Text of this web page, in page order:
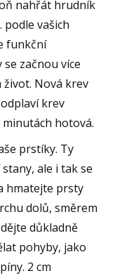
nahřát hrudník
vašich
funkční
začnou více
Nová krev
krev
hotová.
prstíky. Ty
ale i tak se
hmatejte prsty
dolů, směrem
důkladně
pohyby, jako
2 cm